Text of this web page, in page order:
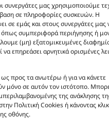
συνεργάτες μας χρησιμοποιούμε
σε πληροφορίες συσκευών. Η
σε εμάς και στους συνεργάτες μας
συμπεριφορά περιήγησης ή
(μη) εξατομικευμένες
επηρεάσει αρνητικά ορισμένες
προς τα ανωτέρω ή για να κάνετε
μόνο σε αυτόν τον ιστότοπο.
της ανάκλησης
Πολιτική Cookies ή κάνοντας
οθόνης.
Body Scrub Si Passione 170ml
Body Mist Si Passione 100ml
Body Lotion Si Passione 200ml
Body Lotion Gold Shimmer Si